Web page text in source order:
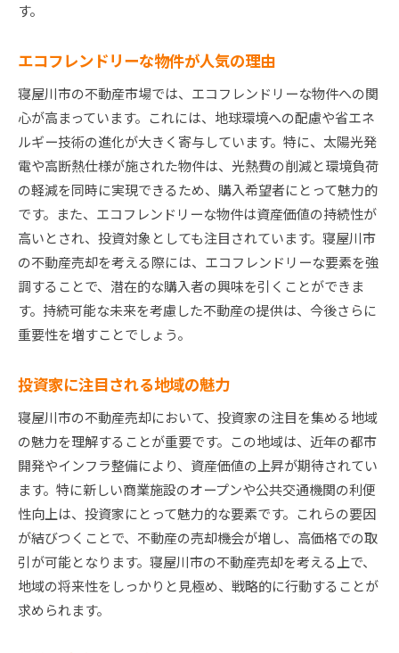
す。
エコフレンドリーな物件が人気の理由
寝屋川市の不動産市場では、エコフレンドリーな物件への関
心が高まっています。これには、地球環境への配慮や省エネ
ルギー技術の進化が大きく寄与しています。特に、太陽光発
電や高断熱仕様が施された物件は、光熱費の削減と環境負荷
の軽減を同時に実現できるため、購入希望者にとって魅力的
です。また、エコフレンドリーな物件は資産価値の持続性が
高いとされ、投資対象としても注目されています。寝屋川市
の不動産売却を考える際には、エコフレンドリーな要素を強
調することで、潜在的な購入者の興味を引くことができま
す。持続可能な未来を考慮した不動産の提供は、今後さらに
重要性を増すことでしょう。
投資家に注目される地域の魅力
寝屋川市の不動産売却において、投資家の注目を集める地域
の魅力を理解することが重要です。この地域は、近年の都市
開発やインフラ整備により、資産価値の上昇が期待されてい
ます。特に新しい商業施設のオープンや公共交通機関の利便
性向上は、投資家にとって魅力的な要素です。これらの要因
が結びつくことで、不動産の売却機会が増し、高価格での取
引が可能となります。寝屋川市の不動産売却を考える上で、
地域の将来性をしっかりと見極め、戦略的に行動することが
求められます。